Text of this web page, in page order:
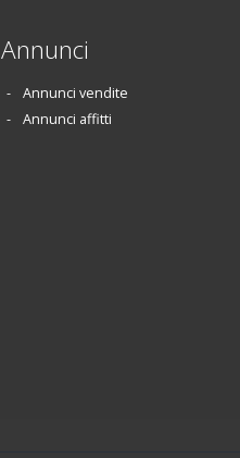
Annunci
Annunci vendite
Annunci affitti